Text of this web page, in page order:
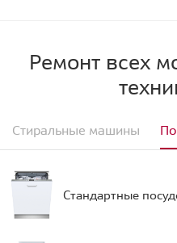
Ремонт всех
Стиральные машины
Стандартные